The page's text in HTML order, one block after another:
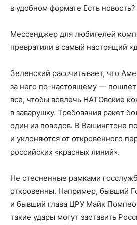
в удобном формате Есть новость?
Мессенджер для любителей
превратили в самый настоящий
Зеленский рассчитывает, что
за него по-настоящему — пошлет
все, чтобы вовлечь НАТОвские
в заварушку. Требования ракет
один из поводов. В Вашингтоне
и уклоняются от откровенного
российских «красных линий».
Не стесненные рамками
откровенны. Например, бывший
и бывший глава ЦРУ Майк Помпео
такие удары могут заставить